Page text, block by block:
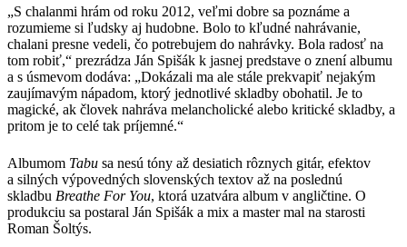
„S chalanmi hrám od roku 2012, veľmi dobre sa poznáme a
rozumieme si ľudsky aj hudobne. Bolo to kľudné nahrávanie,
chalani presne vedeli, čo potrebujem do nahrávky. Bola radosť na
tom robiť,“ prezrádza Ján Spišák k jasnej predstave o znení albumu
a s úsmevom dodáva: „Dokázali ma ale stále prekvapiť nejakým
zaujímavým nápadom, ktorý jednotlivé skladby obohatil. Je to
magické, ak človek nahráva melancholické alebo kritické skladby, a
pritom je to celé tak príjemné.“
Albumom Tabu sa nesú tóny až desiatich rôznych gitár, efektov
a silných výpovedných slovenských textov až na poslednú
skladbu Breathe For You, ktorá uzatvára album v angličtine. O
produkciu sa postaral Ján Spišák a mix a master mal na starosti
Roman Šoltýs.